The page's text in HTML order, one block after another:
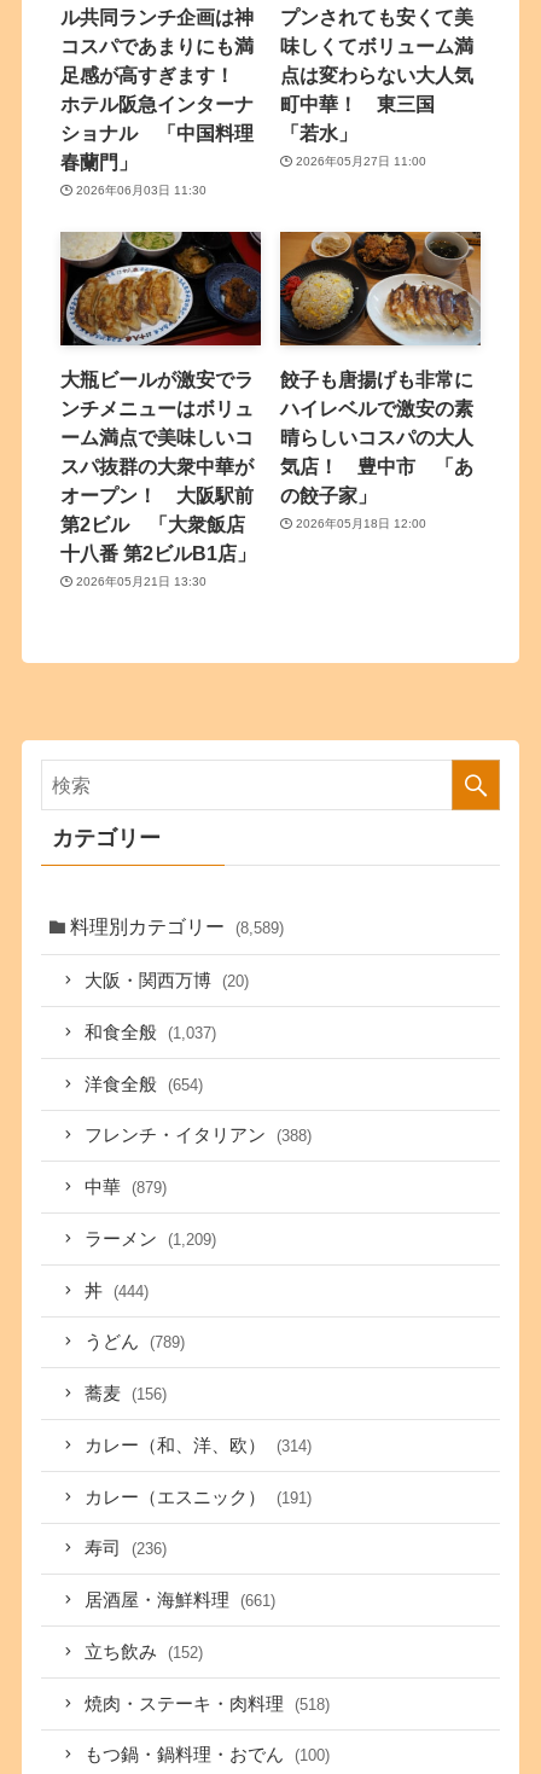
ル共同ランチ企画は神
コスパであまりにも満
足感が高すぎます！
ホテル阪急インターナ
ショナル 「中国料理
春蘭門」
2026年06月03日 11:30
プンされても安くて美
味しくてボリューム満
点は変わらない大人気
町中華！ 東三国
「若水」
2026年05月27日 11:00
大瓶ビールが激安でラ
ンチメニューはボリュ
ーム満点で美味しいコ
スパ抜群の大衆中華が
オープン！ 大阪駅前
第2ビル 「大衆飯店
十八番 第2ビルB1店」
2026年05月21日 13:30
餃子も唐揚げも非常に
ハイレベルで激安の素
晴らしいコスパの大人
気店！ 豊中市 「あ
の餃子家」
2026年05月18日 12:00
カテゴリー
料理別カテゴリー (8,589)
大阪・関西万博 (20)
和食全般 (1,037)
洋食全般 (654)
フレンチ・イタリアン (388)
中華 (879)
ラーメン (1,209)
丼 (444)
うどん (789)
蕎麦 (156)
カレー（和、洋、欧） (314)
カレー（エスニック） (191)
寿司 (236)
居酒屋・海鮮料理 (661)
立ち飲み (152)
焼肉・ステーキ・肉料理 (518)
もつ鍋・鍋料理・おでん (100)